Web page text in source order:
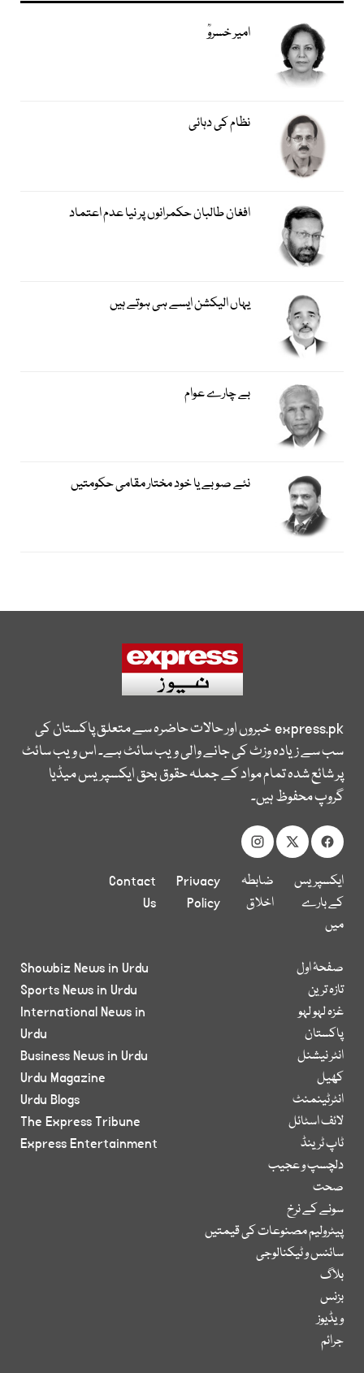
امیر خسروؒ
نظام کی دہائی
افغان طالبان حکمرانوں پر نیا عدم اعتماد
یہاں الیکشن ایسے ہی ہوتے ہیں
بے چارے عوام
نئے صوبے یا خود مختار مقامی حکومتیں
express.pkخبروں اور حالات حاضرہ سے متعلق پاکستان کی
سب سے زیادہ وزٹ کی جانے والی ویب سائٹ ہے۔ اس ویب سائٹ
پر شائع شدہ تمام مواد کے جملہ حقوق بحق ایکسپریس میڈیا
گروپ محفوظ ہیں۔
ایکسپریس
کے بارے
میں
ضابطہ
اخلاق
Privacy
Policy
Contact
Us
صفحۂ اول
تازہ ترین
غزہ لہو لہو
پاکستان
انٹر نیشنل
کھیل
انٹرٹینمنٹ
لائف اسٹائل
ٹاپ ٹرینڈ
دلچسپ و عجیب
صحت
سونے کے نرخ
پیٹرولیم مصنوعات کی قیمتیں
سائنس و ٹیکنالوجی
بلاگ
بزنس
ویڈیوز
جرائم
Showbiz News in Urdu
Sports News in Urdu
International News in
Urdu
Business News in Urdu
Urdu Magazine
Urdu Blogs
The Express Tribune
Express Entertainment